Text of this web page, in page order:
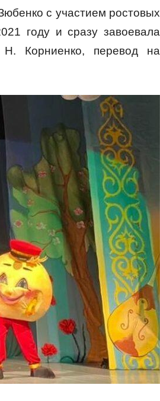
с участием ростовых
году и сразу завоевала
Корниенко, перевод на